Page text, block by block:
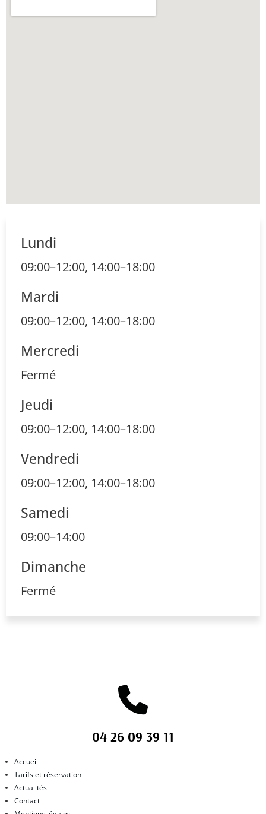
Lundi
09:00–12:00, 14:00–18:00
Mardi
09:00–12:00, 14:00–18:00
Mercredi
Fermé
Jeudi
09:00–12:00, 14:00–18:00
Vendredi
09:00–12:00, 14:00–18:00
Samedi
09:00–14:00
Dimanche
Fermé
04 26 09 39 11
Accueil
Tarifs et réservation
Actualités
Contact